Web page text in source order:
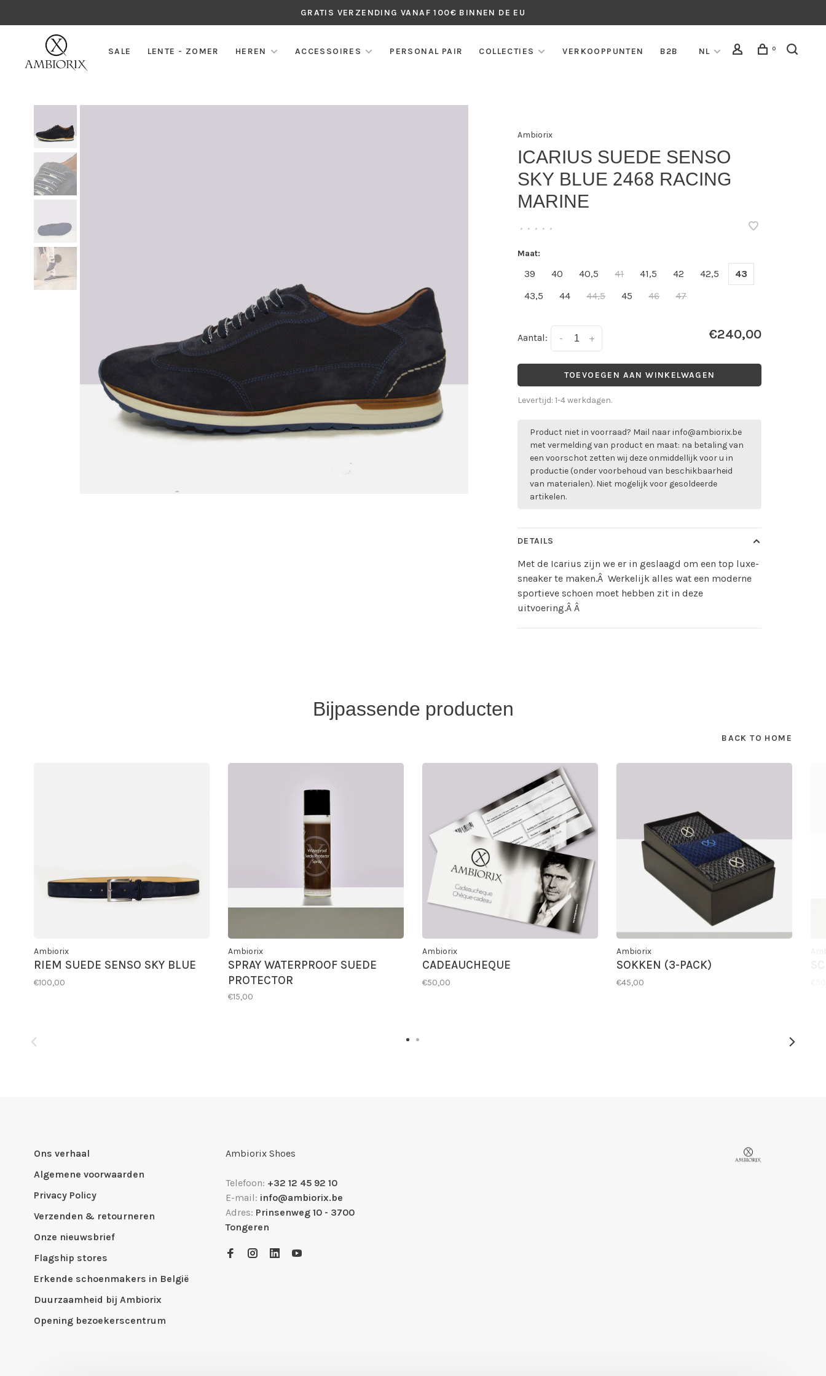
GRATIS VERZENDING VANAF 100€ BINNEN DE EU
SALE LENTE - ZOMER HEREN ACCESSOIRES PERSONAL PAIR COLLECTIES VERKOOPPUNTEN B2B NL 0
Ambiorix
ICARIUS SUEDE SENSO
SKY BLUE 2468 RACING
MARINE
• • • • •
Maat:
39 40 40,5 41 41,5 42 42,5
43
43,5
44 44,5 45 46 47
Aantal: +
- €240,00
TOEVOEGEN AAN WINKELWAGEN
Levertijd: 1-4 werkdagen.
Product niet in voorraad? Mail naarinfo@ambiorix.be
met vermelding van product en maat: na betaling van
een voorschot zetten wij deze onmiddellijk voor u in
productie (onder voorbehoud van beschikbaarheid
van materialen). Niet mogelijk voor gesoldeerde
artikelen.
DETAILS
Met de Icarius zijn we er in geslaagd om een top luxe-
sneaker te maken.Â Werkelijk alles wat een moderne
sportieve schoen moet hebben zit in deze
uitvoering.Â Â
Bijpassende producten
BACK TO HOME
Ambiorix
RIEM SUEDE SENSO SKY BLUE
€100,00
Ambiorix
SPRAY WATERPROOF SUEDE
PROTECTOR
€15,00
Ambiorix
CADEAUCHEQUE
€50,00
Ambiorix
SOKKEN (3-PACK)
€45,00
Ons verhaal
Algemene voorwaarden
Privacy Policy
Verzenden & retourneren
Onze nieuwsbrief
Flagship stores
Erkende schoenmakers in België
Duurzaamheid bij Ambiorix
Opening bezoekerscentrum
Ambiorix Shoes
Telefoon: +32 12 45 92 10
E-mail: info@ambiorix.be
Adres: Prinsenweg 10 - 3700
Tongeren